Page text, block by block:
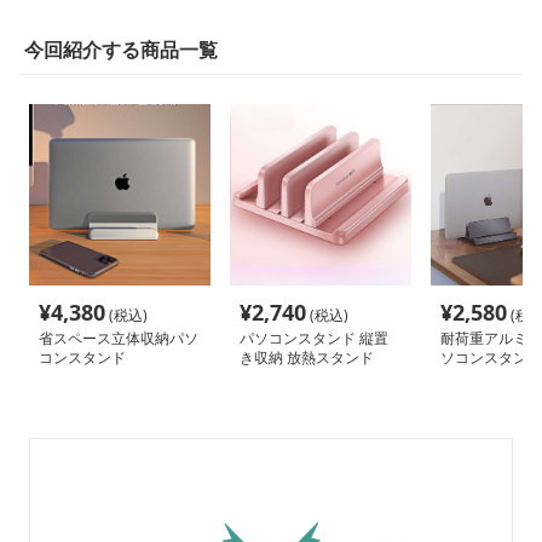
今回紹介する商品一覧
¥4,380(税込)
省スペース立体収納パソ
コンスタンド
¥2,740(税込)
パソコンスタンド 縦置
き収納 放熱スタンド
¥2,580(税
耐荷重アルミ
ソコンスタンド